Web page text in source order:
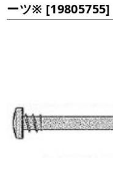
ーツ※ [19805755]